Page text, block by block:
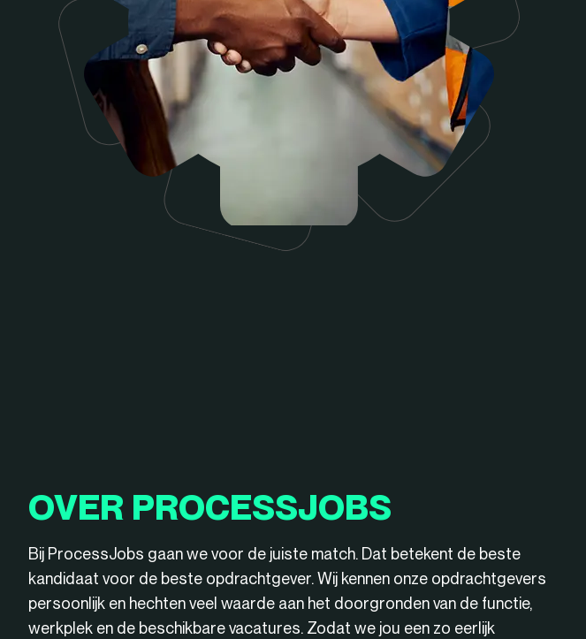
OVER PROCESSJOBS
Bij ProcessJobs gaan we voor de juiste match. Dat betekent de beste
kandidaat voor de beste opdrachtgever. Wij kennen onze opdrachtgevers
persoonlijk en hechten veel waarde aan het doorgronden van de functie,
werkplek en de beschikbare vacatures. Zodat we jou een zo eerlijk